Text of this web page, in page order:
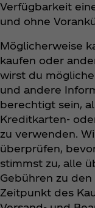
Verfügbarkeit
und ohne
Möglicherweise
kaufen oder
wirst du
und andere
berechtigt sein,
Kreditkarten-
zu verwenden.
überprüfen,
stimmst zu, alle
Gebühren zu den
Zeitpunkt des